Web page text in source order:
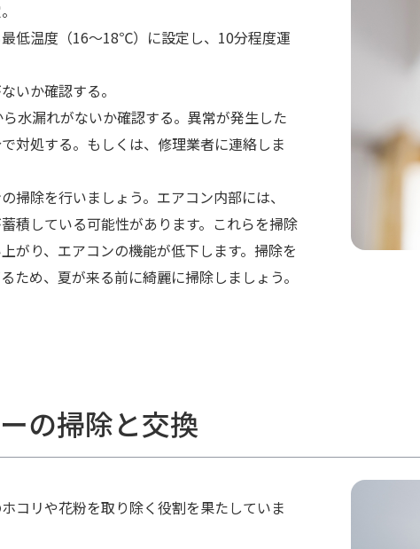
低温度（16〜18℃）に設定し、10分程度運
いか確認する。
水漏れがないか確認する。異常が発生した
対処する。もしくは、修理業者に連絡しま
掃除を行いましょう。エアコン内部には、
積している可能性があります。これらを掃除
がり、エアコンの機能が低下します。掃除を
ため、夏が来る前に綺麗に掃除しましょう。
の掃除と交換
コリや花粉を取り除く役割を果たしていま